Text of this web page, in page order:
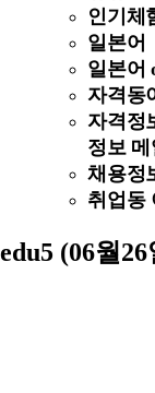
인기체
일본어
일본어
자격동
자격정
정보
채용정
취업동
edu5 (06월26